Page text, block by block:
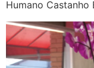
Humano